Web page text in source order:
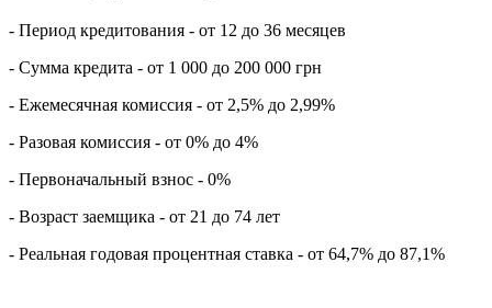
- Период кредитования - от 12 до 36 месяцев
- Сумма кредита - от 1 000 до 200 000 грн
- Ежемесячная комиссия - от 2,5% до 2,99%
- Разовая комиссия - от 0% до 4%
- Первоначальный взнос - 0%
- Возраст заемщика - от 21 до 74 лет
- Реальная годовая процентная ставка - от 64,7% до 87,1%